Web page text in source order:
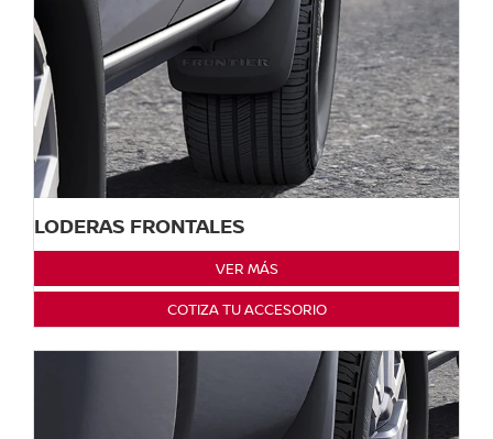
LODERAS FRONTALES
VER MÁS
COTIZA TU ACCESORIO